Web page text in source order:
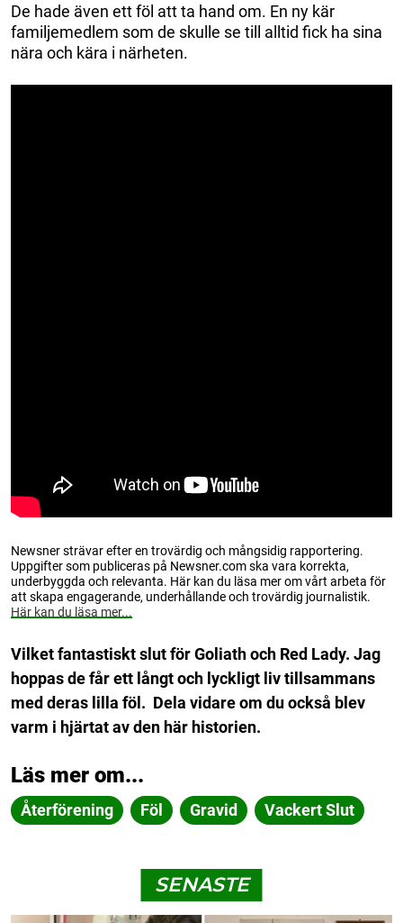
De hade även ett föl att ta hand om. En ny kär
familjemedlem som de skulle se till alltid fick ha sina
nära och kära i närheten.
Newsner strävar efter en trovärdig och mångsidig rapportering.
Uppgifter som publiceras på Newsner.com ska vara korrekta,
underbyggda och relevanta. Här kan du läsa mer om vårt arbeta för
att skapa engagerande, underhållande och trovärdig journalistik.
Här kan du läsa mer...
Vilket fantastiskt slut för Goliath och Red Lady. Jag
hoppas de får ett långt och lyckligt liv tillsammans
med deras lilla föl. Dela vidare om du också blev
varm i hjärtat av den här historien.
Läs mer om...
Återförening Föl Gravid Vackert Slut
SENASTE